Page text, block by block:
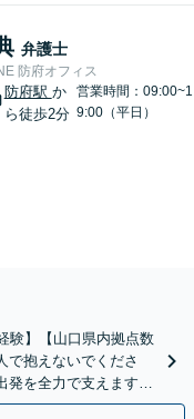
弁護士
防府オフィス
防府駅 か
ら徒歩2分
営業時間：09:00~1
9:00（平日）
験】【山口県内拠点数
で抱えないでくださ
を全力で支えます｜